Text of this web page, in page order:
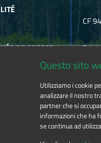
DE PRESSE
CF
Tel.
Questo sito
Utilizziamo i cookie
analizzare il nostro
partner che si
informazioni che ha
se continua ad